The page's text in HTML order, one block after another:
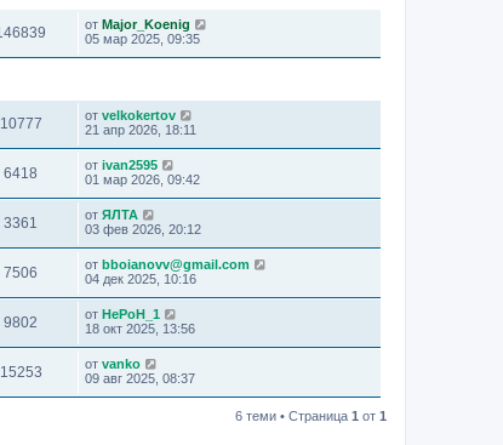
от Major_Koenig
05 мар 2025, 09:35
10777 от velkokertov
21 апр 2026, 18:11
6418 от ivan2595
01 мар 2026, 09:42
3361 от ЯЛТА
03 фев 2026, 20:12
7506 от bboianovv@gmail.com
04 дек 2025, 10:16
9802 от HePoH_1
18 окт 2025, 13:56
15253 от vanko
09 авг 2025, 08:37
6 теми • Страница 1 от 1